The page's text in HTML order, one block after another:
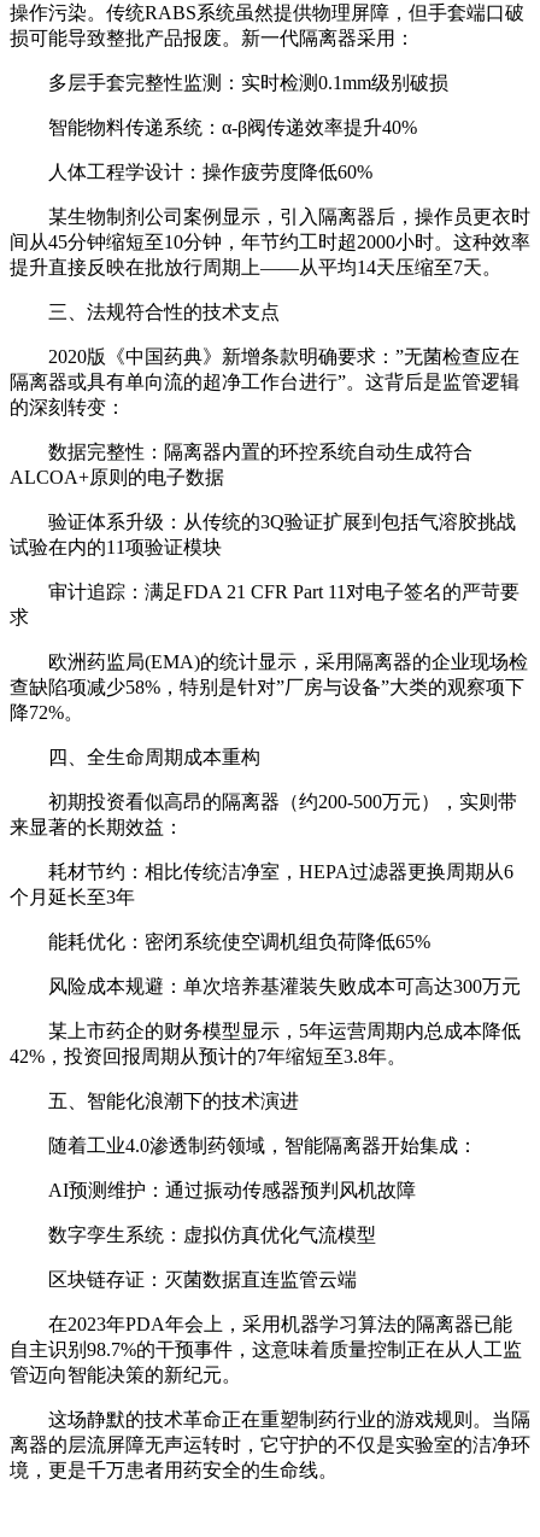
操作污染。传统RABS系统虽然提供物理屏障，但手套端口破
损可能导致整批产品报废。新一代隔离器采用：
多层手套完整性监测：实时检测0.1mm级别破损
智能物料传递系统：α-β阀传递效率提升40%
人体工程学设计：操作疲劳度降低60%
某生物制剂公司案例显示，引入隔离器后，操作员更衣时
间从45分钟缩短至10分钟，年节约工时超2000小时。这种效率
提升直接反映在批放行周期上——从平均14天压缩至7天。
三、法规符合性的技术支点
2020版《中国药典》新增条款明确要求：”无菌检查应在
隔离器或具有单向流的超净工作台进行”。这背后是监管逻辑
的深刻转变：
数据完整性：隔离器内置的环控系统自动生成符合
ALCOA+原则的电子数据
验证体系升级：从传统的3Q验证扩展到包括气溶胶挑战
试验在内的11项验证模块
审计追踪：满足FDA 21 CFR Part 11对电子签名的严苛要
求
欧洲药监局(EMA)的统计显示，采用隔离器的企业现场检
查缺陷项减少58%，特别是针对”厂房与设备”大类的观察项下
降72%。
四、全生命周期成本重构
初期投资看似高昂的隔离器（约200-500万元），实则带
来显著的长期效益：
耗材节约：相比传统洁净室，HEPA过滤器更换周期从6
个月延长至3年
能耗优化：密闭系统使空调机组负荷降低65%
风险成本规避：单次培养基灌装失败成本可高达300万元
某上市药企的财务模型显示，5年运营周期内总成本降低
42%，投资回报周期从预计的7年缩短至3.8年。
五、智能化浪潮下的技术演进
随着工业4.0渗透制药领域，智能隔离器开始集成：
AI预测维护：通过振动传感器预判风机故障
数字孪生系统：虚拟仿真优化气流模型
区块链存证：灭菌数据直连监管云端
在2023年PDA年会上，采用机器学习算法的隔离器已能
自主识别98.7%的干预事件，这意味着质量控制正在从人工监
管迈向智能决策的新纪元。
这场静默的技术革命正在重塑制药行业的游戏规则。当隔
离器的层流屏障无声运转时，它守护的不仅是实验室的洁净环
境，更是千万患者用药安全的生命线。